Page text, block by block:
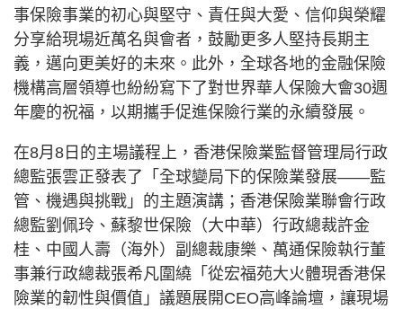
事保險事業的初心與堅守、責任與大愛、信仰與榮耀
分享給現場近萬名與會者，鼓勵更多人堅持長期主
義，邁向更美好的未來。此外，全球各地的金融保險
機構高層領導也紛紛寫下了對世界華人保險大會30週
年慶的祝福，以期攜手促進保險行業的永續發展。
在8月8日的主場議程上，香港保險業監督管理局行政
總監張雲正發表了「全球變局下的保險業發展——監
管、機遇與挑戰」的主題演講；香港保險業聯會行政
總監劉佩玲、蘇黎世保險（大中華）行政總裁許金
桂、中國人壽（海外）副總裁康樂、萬通保險執行董
事兼行政總裁張希凡圍繞「從宏福苑大火體現香港保
險業的韌性與價值」議題展開CEO高峰論壇，讓現場